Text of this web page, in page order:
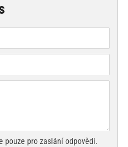
pouze pro zaslání odpovědi.